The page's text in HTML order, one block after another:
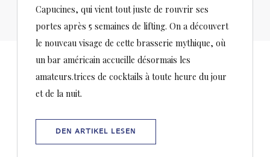
Capucines, qui vient tout juste de rouvrir ses
portes après 5 semaines de lifting. On a découvert
le nouveau visage de cette brasserie mythique, où
un bar américain accueille désormais les
amateurs.trices de cocktails à toute heure du jour
et de la nuit.
DEN ARTIKEL LESEN